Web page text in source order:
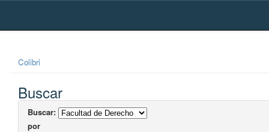
Skip
Colibri
Buscar
Buscar:
por